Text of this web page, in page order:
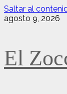
Saltar al
agosto 9, 2026
El